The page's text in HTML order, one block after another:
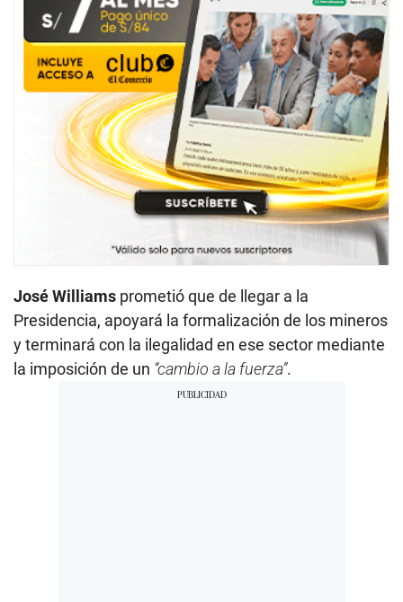
José Williams prometió que de llegar a la
Presidencia, apoyará la formalización de los mineros
y terminará con la ilegalidad en ese sector mediante
la imposición de un “cambio a la fuerza”.